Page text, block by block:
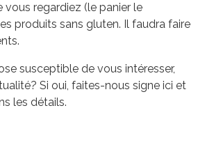
vous regardiez (le panier le
produits sans gluten. Il faudra faire
susceptible de vous intéresser,
Si oui, faites-nous signe ici et
les détails.